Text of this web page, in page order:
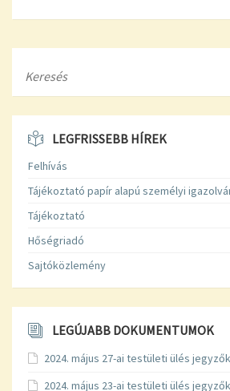
LEGFRISSEBB HÍREK
Felhívás
Tájékoztató papír alapú személyi
Tájékoztató
Hőségriadó
Sajtóközlemény
LEGÚJABB DOKUMENTUMOK
2024. május 27-ai testületi ülés
2024. május 23-ai testületi ülés